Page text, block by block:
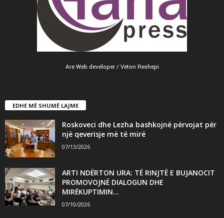
Are Web developer / Veton Rexhepi
EDHE MË SHUMË LAJME
Roskoveci dhe Lezha bashkojnë përvojat për
një qeverisje më të mirë
07/13/2026
ARTI NDËRTON URA: TË RINJTË E BUJANOCIT
PROMOVOJNË DIALOGUN DHE
MIRËKUPTIMIN...
07/10/2026